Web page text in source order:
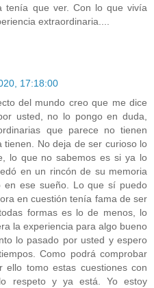
tenía que ver. Con lo que vivía
extraordinaria....
17:18:00
del mundo creo que me dice
usted, no lo pongo en duda,
que parece no tienen
tienen. No deja de ser curioso lo
lo que no sabemos es si ya lo
en un rincón de su memoria
en ese sueño. Lo que sí puedo
en cuestión tenía fama de ser
formas es lo de menos, lo
la experiencia para algo bueno
lo pasado por usted y espero
Como podrá comprobar
tomo estas cuestiones con
respeto y ya está. Yo estoy